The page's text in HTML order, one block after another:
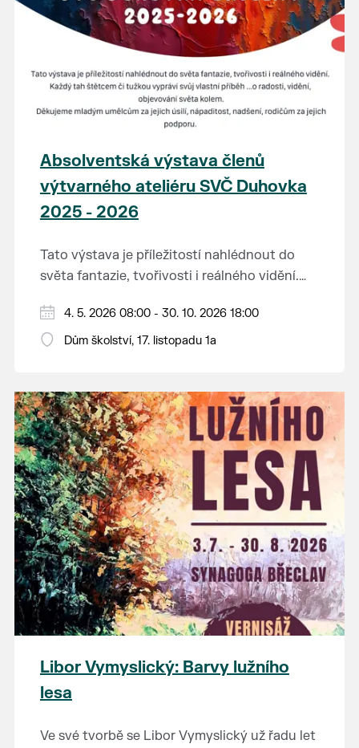
Absolventská výstava členů
výtvarného ateliéru SVČ Duhovka
2025 - 2026
Tato výstava je příležitostí nahlédnout do
světa fantazie, tvořivosti i reálného vidění.
vlastní příběh... o radosti, vidění, objevování
světa kolem.
Děkujeme mladým umělcům za jejich úsilí,
nápaditost, nadšení, rodičům za jejich
inspirují a překvapí svou upřímností.
4. 5. 2026 08:00 - 30. 10. 2026 18:00
Dům školství, 17. listopadu 1a
Libor Vymyslický: Barvy lužního
lesa
Ve své tvorbě se Libor Vymyslický už řadu let